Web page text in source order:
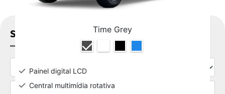
SOLICITAR PROPOSTA
Time Grey
Painel digital LCD
Central multimídia rotativa